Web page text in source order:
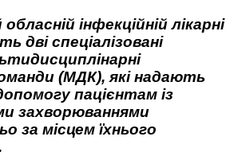
інфекційній лікарні
дві спеціалізовані
(МДК), які надають
пацієнтам із
захворюваннями
за місцем їхнього